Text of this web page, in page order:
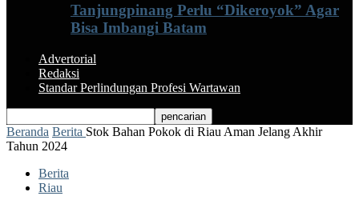
Tanjungpinang Perlu “Dikeroyok” Agar
Bisa Imbangi Batam
Advertorial
Redaksi
Standar Perlindungan Profesi Wartawan
Beranda Berita Stok Bahan Pokok di Riau Aman Jelang Akhir
Tahun 2024
Berita
Riau